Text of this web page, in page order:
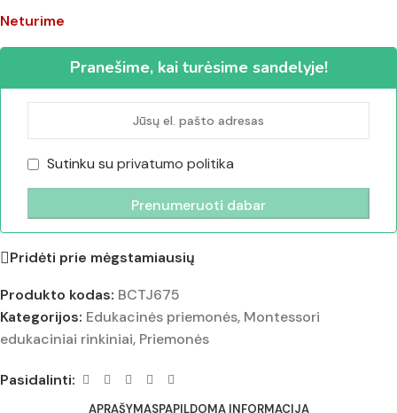
Neturime
Pranešime, kai turėsime sandelyje!
Sutinku su privatumo politika
Pridėti prie mėgstamiausių
Produkto kodas: BCTJ675
Kategorijos: Edukacinės priemonės, Montessori
edukaciniai rinkiniai, Priemonės
Pasidalinti:
APRAŠYMASPAPILDOMA INFORMACIJA